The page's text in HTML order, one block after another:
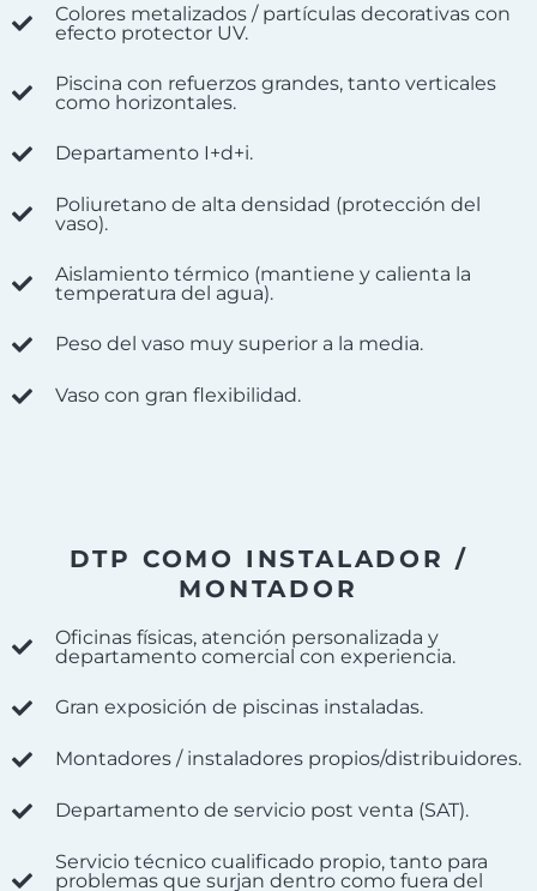
Colores metalizados / partículas decorativas con
efecto protector UV.
Piscina con refuerzos grandes, tanto verticales
como horizontales.
Departamento I+d+i.
Poliuretano de alta densidad (protección del
vaso).
Aislamiento térmico (mantiene y calienta la
temperatura del agua).
Peso del vaso muy superior a la media.
Vaso con gran flexibilidad.
DTP COMO INSTALADOR /
MONTADOR
Oficinas físicas, atención personalizada y
departamento comercial con experiencia.
Gran exposición de piscinas instaladas.
Montadores / instaladores propios/distribuidores.
Departamento de servicio post venta (SAT).
Servicio técnico cualificado propio, tanto para
problemas que surjan dentro como fuera del